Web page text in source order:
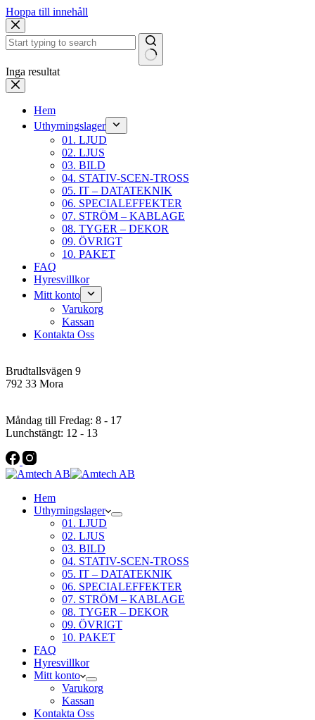
Hoppa till innehåll
Inga resultat
Hem
Uthyrningslager
01. LJUD
02. LJUS
03. BILD
04. STATIV-SCEN-TROSS
05. IT – DATATEKNIK
06. SPECIALEFFEKTER
07. STRÖM – KABLAGE
08. TYGER – DEKOR
09. ÖVRIGT
10. PAKET
FAQ
Hyresvillkor
Mitt konto
Varukorg
Kassan
Kontakta Oss
Brudtallsvägen 9
792 33 Mora
Måndag till Fredag: 8 - 17
Lunchstängt: 12 - 13
Hem
Uthyrningslager
01. LJUD
02. LJUS
03. BILD
04. STATIV-SCEN-TROSS
05. IT – DATATEKNIK
06. SPECIALEFFEKTER
07. STRÖM – KABLAGE
08. TYGER – DEKOR
09. ÖVRIGT
10. PAKET
FAQ
Hyresvillkor
Mitt konto
Varukorg
Kassan
Kontakta Oss